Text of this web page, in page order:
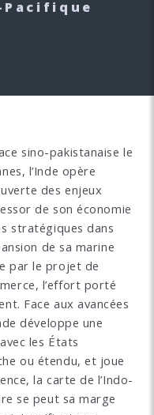
sino-pakistanaise le
l’Inde opère
des enjeux
de son économie
stratégiques dans
de sa marine
par le projet de
l’effort porté
Face aux avancées
développe une
les États
ou étendu, et joue
la carte de l’Indo-
se peut sa marge